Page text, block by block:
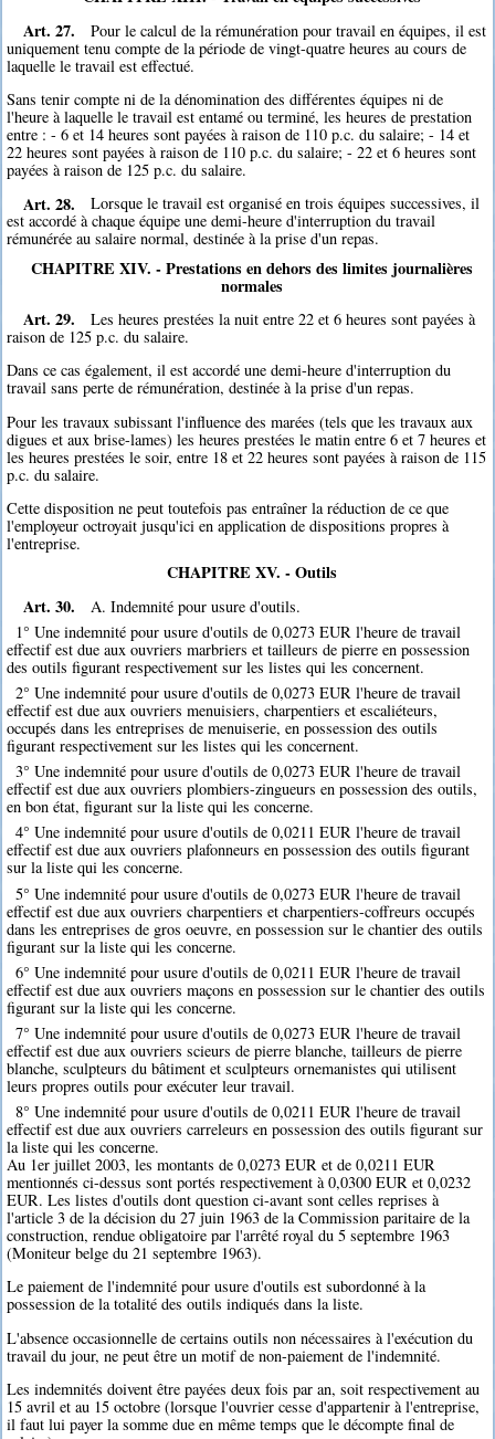
Art. 27.
Pour le calcul de la rémunération pour travail en équipes, il est
uniquement tenu compte de la période de vingt-quatre heures au cours de
laquelle le travail est effectué.
Sans tenir compte ni de la dénomination des différentes équipes ni de
l'heure à laquelle le travail est entamé ou terminé, les heures de prestation
entre : - 6 et 14 heures sont payées à raison de 110 p.c. du salaire; - 14 et
22 heures sont payées à raison de 110 p.c. du salaire; - 22 et 6 heures sont
payées à raison de 125 p.c. du salaire.
Art. 28.
Lorsque le travail est organisé en trois équipes successives, il
est accordé à chaque équipe une demi-heure d'interruption du travail
rémunérée au salaire normal, destinée à la prise d'un repas.
CHAPITRE XIV. - Prestations en dehors des limites journalières
normales
Art. 29.
Les heures prestées la nuit entre 22 et 6 heures sont payées à
raison de 125 p.c. du salaire.
Dans ce cas également, il est accordé une demi-heure d'interruption du
travail sans perte de rémunération, destinée à la prise d'un repas.
Pour les travaux subissant l'influence des marées (tels que les travaux aux
digues et aux brise-lames) les heures prestées le matin entre 6 et 7 heures et
les heures prestées le soir, entre 18 et 22 heures sont payées à raison de 115
p.c. du salaire.
Cette disposition ne peut toutefois pas entraîner la réduction de ce que
l'employeur octroyait jusqu'ici en application de dispositions propres à
l'entreprise.
CHAPITRE XV. - Outils
Art. 30.
A. Indemnité pour usure d'outils.
1° Une indemnité pour usure d'outils de 0,0273 EUR l'heure de travail
effectif est due aux ouvriers marbriers et tailleurs de pierre en possession
des outils figurant respectivement sur les listes qui les concernent.
2° Une indemnité pour usure d'outils de 0,0273 EUR l'heure de travail
effectif est due aux ouvriers menuisiers, charpentiers et escaliéteurs,
occupés dans les entreprises de menuiserie, en possession des outils
figurant respectivement sur les listes qui les concernent.
3° Une indemnité pour usure d'outils de 0,0273 EUR l'heure de travail
effectif est due aux ouvriers plombiers-zingueurs en possession des outils,
en bon état, figurant sur la liste qui les concerne.
4° Une indemnité pour usure d'outils de 0,0211 EUR l'heure de travail
effectif est due aux ouvriers plafonneurs en possession des outils figurant
sur la liste qui les concerne.
5° Une indemnité pour usure d'outils de 0,0273 EUR l'heure de travail
effectif est due aux ouvriers charpentiers et charpentiers-coffreurs occupés
dans les entreprises de gros oeuvre, en possession sur le chantier des outils
figurant sur la liste qui les concerne.
6° Une indemnité pour usure d'outils de 0,0211 EUR l'heure de travail
effectif est due aux ouvriers maçons en possession sur le chantier des outils
figurant sur la liste qui les concerne.
7° Une indemnité pour usure d'outils de 0,0273 EUR l'heure de travail
effectif est due aux ouvriers scieurs de pierre blanche, tailleurs de pierre
blanche, sculpteurs du bâtiment et sculpteurs ornemanistes qui utilisent
leurs propres outils pour exécuter leur travail.
8° Une indemnité pour usure d'outils de 0,0211 EUR l'heure de travail
effectif est due aux ouvriers carreleurs en possession des outils figurant sur
la liste qui les concerne.
Au 1er juillet 2003, les montants de 0,0273 EUR et de 0,0211 EUR
mentionnés ci-dessus sont portés respectivement à 0,0300 EUR et 0,0232
EUR. Les listes d'outils dont question ci-avant sont celles reprises à
l'article 3 de la décision du 27 juin 1963 de la Commission paritaire de la
construction, rendue obligatoire par l'arrêté royal du 5 septembre 1963
(Moniteur belge du 21 septembre 1963).
Le paiement de l'indemnité pour usure d'outils est subordonné à la
possession de la totalité des outils indiqués dans la liste.
L'absence occasionnelle de certains outils non nécessaires à l'exécution du
travail du jour, ne peut être un motif de non-paiement de l'indemnité.
Les indemnités doivent être payées deux fois par an, soit respectivement au
15 avril et au 15 octobre (lorsque l'ouvrier cesse d'appartenir à l'entreprise,
il faut lui payer la somme due en même temps que le décompte final de